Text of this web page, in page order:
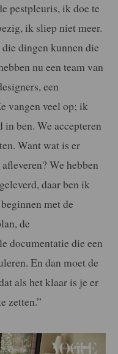
pestpleuris, ik doe te
ik sliep niet meer.
dingen kunnen die
nu een team van
een
vangen veel op; ik
ben. We accepteren
Want wat is er
We hebben
daar ben ik
met de
de
documentatie die een
En dan moet de
als het klaar is je er
zetten.”